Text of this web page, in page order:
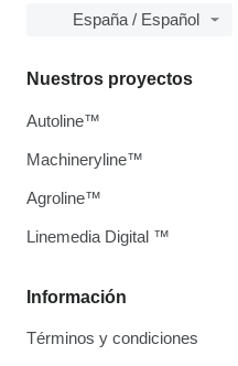
España / Español
Información
Términos y condiciones
Nuestros proyectos
Autoline™
Machineryline™
Agroline™
Linemedia Digital ™